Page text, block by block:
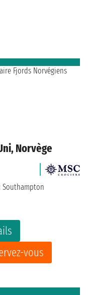
Norvège
vous
Southampton